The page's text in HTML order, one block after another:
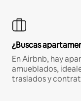
¿Buscas
En Airbnb, hay
amueblados,
traslados y